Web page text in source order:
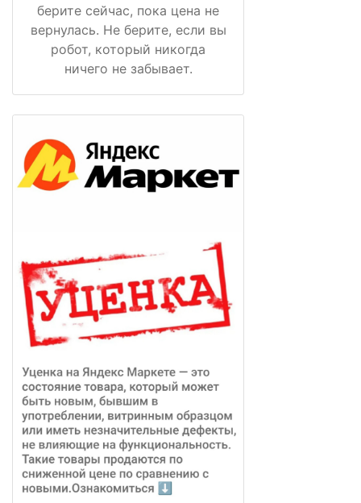
берите сейчас, пока цена не
вернулась. Не берите, если вы
робот, который никогда
ничего не забывает.